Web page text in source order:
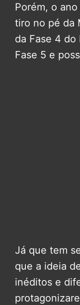
Porém, o
tiro no pé da
da Fase 4 do
Fase 5 e
Já que tem
que a ideia
inéditos e